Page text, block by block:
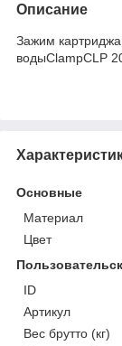
Описание
Зажим
водыClampCLP
Основные
Материал
Цвет
ID
Артикул
Вес брутто (кг)